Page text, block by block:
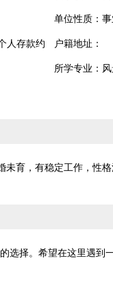
单位性质：
人存款约 户籍地址：
所学专业：
育，有稳定工作，性
选择。希望在这里遇到